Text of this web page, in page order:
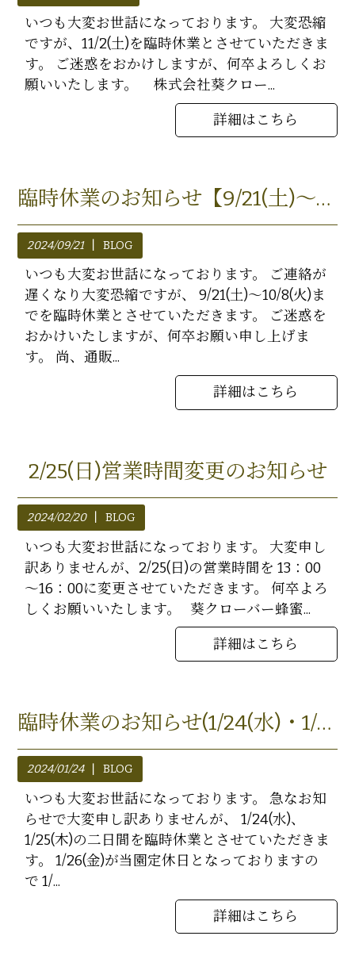
いつも大変お世話になっております。 大変恐縮
ですが、11/2(土)を臨時休業とさせていただきま
す。 ご迷惑をおかけしますが、何卒よろしくお
願いいたします。 株式会社葵クロー...
詳細はこちら
臨時休業のお知らせ【9/21(土)～10/8(火)】
2024/09/21 BLOG
いつも大変お世話になっております。 ご連絡が
遅くなり大変恐縮ですが、 9/21(土)～10/8(火)ま
でを臨時休業とさせていただきます。 ご迷惑を
おかけいたしますが、何卒お願い申し上げま
す。 尚、通販...
詳細はこちら
2/25(日)営業時間変更のお知らせ
2024/02/20 BLOG
いつも大変お世話になっております。 大変申し
訳ありませんが、2/25(日)の営業時間を 13：00
～16：00に変更させていただきます。 何卒よろ
しくお願いいたします。 葵クローバー蜂蜜...
詳細はこちら
臨時休業のお知らせ(1/24(水)・1/25(木))
2024/01/24 BLOG
いつも大変お世話になっております。 急なお知
らせで大変申し訳ありませんが、 1/24(水)、
1/25(木)の二日間を臨時休業とさせていただきま
す。 1/26(金)が当園定休日となっておりますの
で 1/...
詳細はこちら